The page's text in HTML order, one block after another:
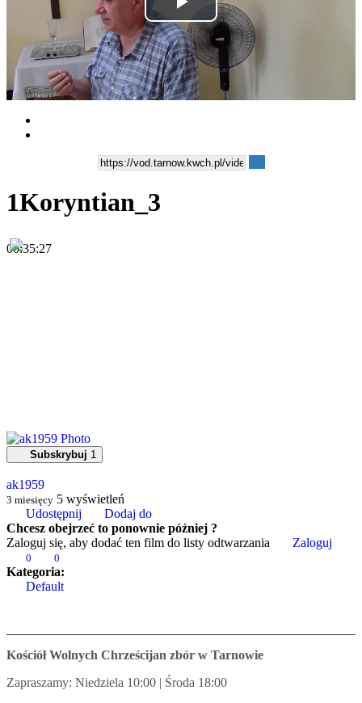
Play
Video
1Koryntian_3
00:35:27
Subskrybuj 1
ak1959
3 miesięcy 5 wyświetleń
Udostępnij
Dodaj do
Chcesz obejrzeć to ponownie później ?
Zaloguj się, aby dodać ten film do listy odtwarzania
Zaloguj
0 0
Kategoria:
Default
Kościół Wolnych Chrześcijan zbór w Tarnowie
Zapraszamy: Niedziela 10:00 | Środa 18:00